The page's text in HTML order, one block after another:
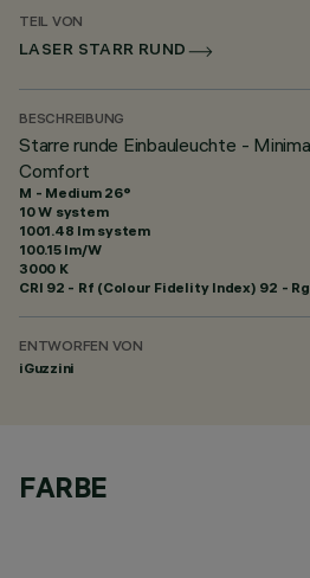
TEIL VON
LASER STARR RUND
BESCHREIBUNG
Starre runde Einbauleuchte -
Comfort
M - Medium 26°
10 W system
1001.48 lm system
100.15 lm/W
3000 K
CRI 92 - Rf (Colour Fidelity Index) 92 -
ENTWORFEN VON
iGuzzini
FARBE